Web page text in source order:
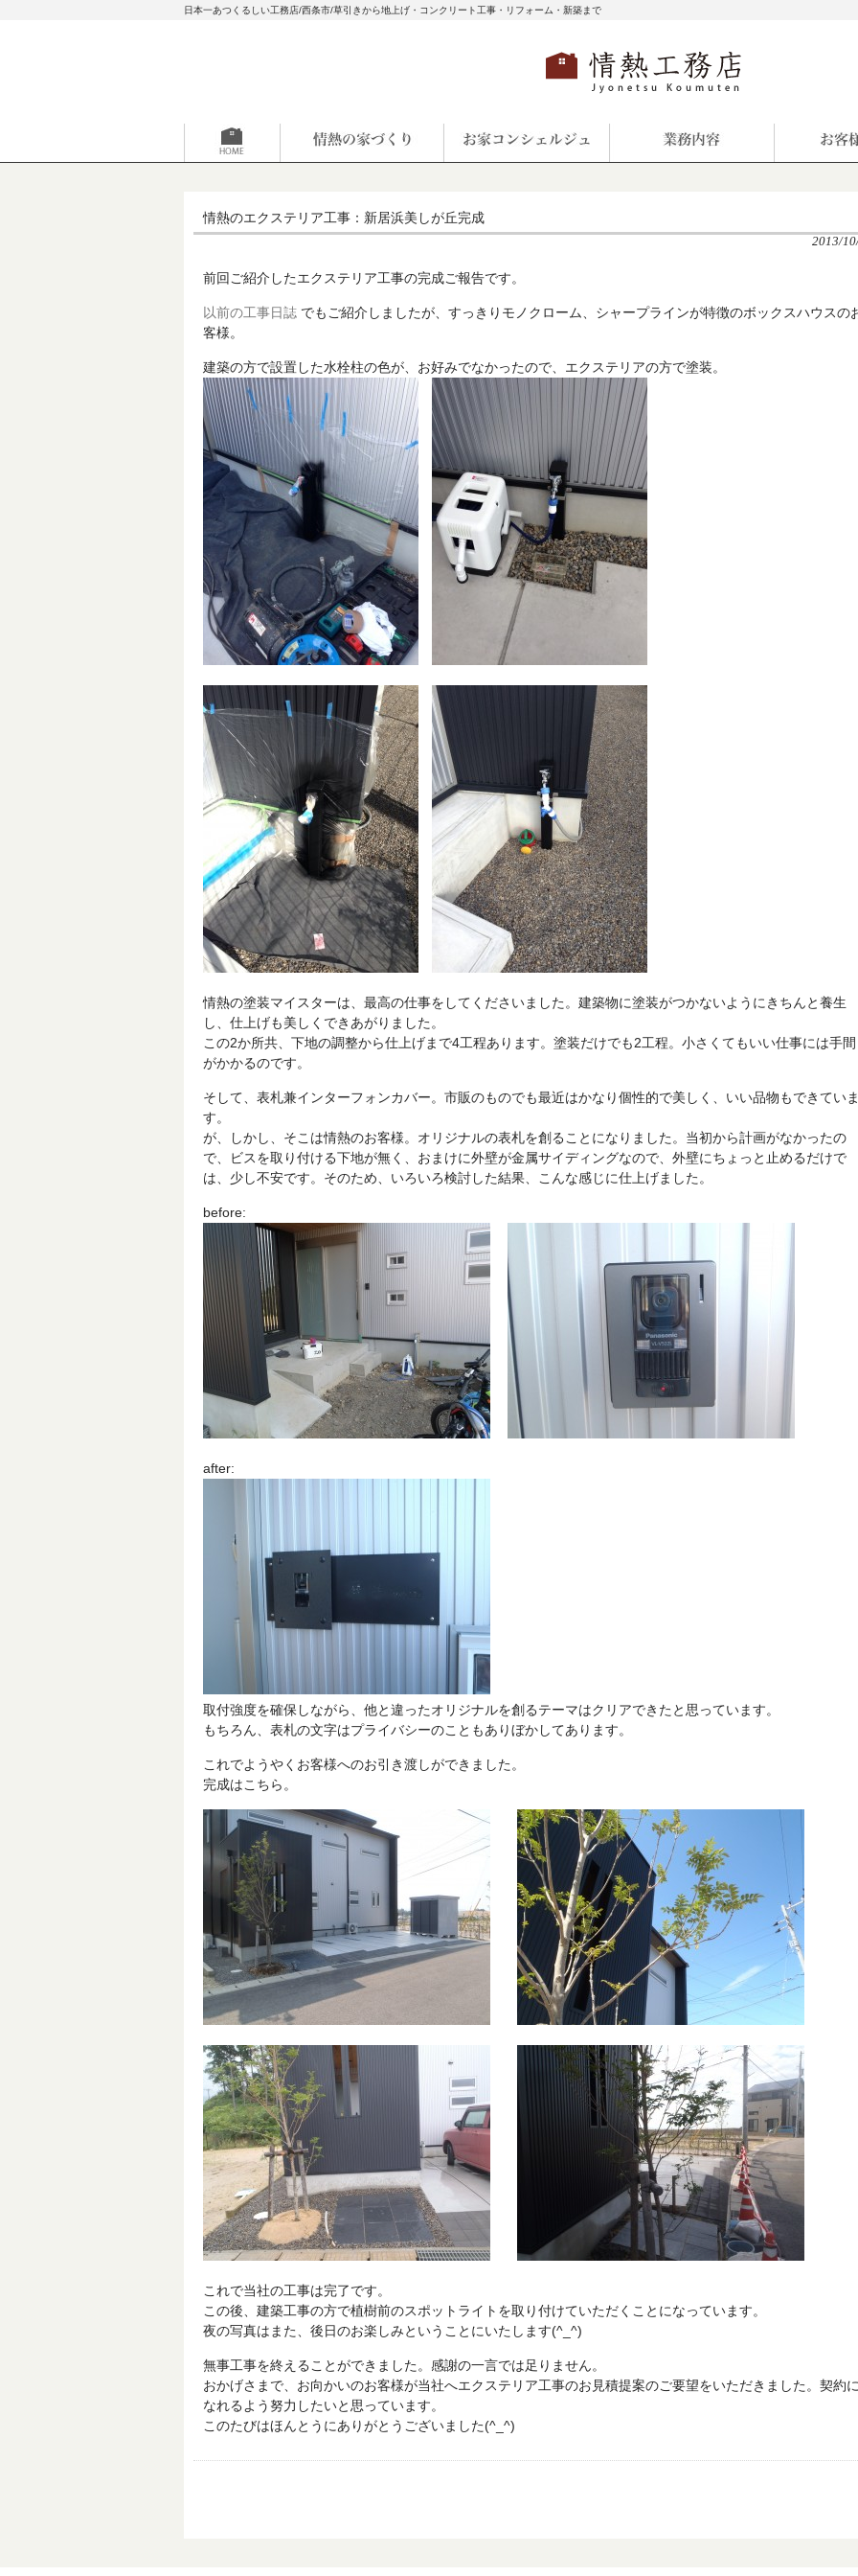
日本一あつくるしい工務店/西条市/草引きから地上げ・コンクリート工事・リフォーム・新築まで
情熱のエクステリア工事：新居浜美しが丘完成
2013/
前回ご紹介したエクステリア工事の完成ご報告です。
以前の工事日誌 でもご紹介しましたが、すっきりモノクローム、シャープラインが特徴のボックスハウスの
客様。
建築の方で設置した水栓柱の色が、お好みでなかったので、エクステリアの方で塗装。
情熱の塗装マイスターは、最高の仕事をしてくださいました。建築物に塗装がつかないようにきちんと養生
し、仕上げも美しくできあがりました。
この2か所共、下地の調整から仕上げまで4工程あります。塗装だけでも2工程。小さくてもいい仕事には手間
がかかるのです。
そして、表札兼インターフォンカバー。市販のものでも最近はかなり個性的で美しく、いい品物もできてい
す。
が、しかし、そこは情熱のお客様。オリジナルの表札を創ることになりました。当初から計画がなかったの
で、ビスを取り付ける下地が無く、おまけに外壁が金属サイディングなので、外壁にちょっと止めるだけで
は、少し不安です。そのため、いろいろ検討した結果、こんな感じに仕上げました。
before:
after:
取付強度を確保しながら、他と違ったオリジナルを創るテーマはクリアできたと思っています。
もちろん、表札の文字はプライバシーのこともありぼかしてあります。
これでようやくお客様へのお引き渡しができました。
完成はこちら。
これで当社の工事は完了です。
この後、建築工事の方で植樹前のスポットライトを取り付けていただくことになっています。
夜の写真はまた、後日のお楽しみということにいたします(^_^)
無事工事を終えることができました。感謝の一言では足りません。
おかげさまで、お向かいのお客様が当社へエクステリア工事のお見積提案のご要望をいただきました。契約
なれるよう努力したいと思っています。
このたびはほんとうにありがとうございました(^_^)